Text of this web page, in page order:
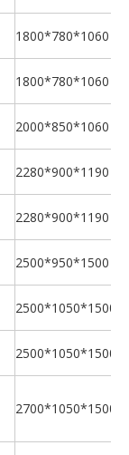
1800*780*1060
1800*780*1060
2000*850*1060
2280*900*1190
2280*900*1190
2500*950*1500
2500*1050*1500
2500*1050*1500
2700*1050*1500